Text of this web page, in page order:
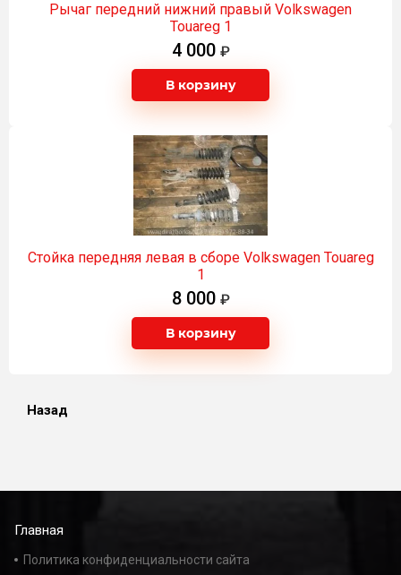
Рычаг передний нижний правый Volkswagen
Touareg 1
4 000
В корзину
Стойка передняя левая в сборе Volkswagen Touareg
1
8 000
В корзину
Назад
Главная
Политика конфиденциальности сайта